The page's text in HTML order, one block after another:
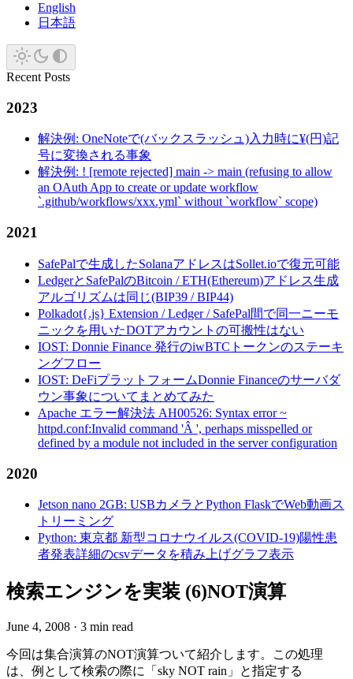
English
日本語
Recent Posts
2023
解決例: OneNoteで(バックスラッシュ)入力時に¥(円)記
号に変換される事象
解決例: ! [remote rejected] main -> main (refusing to allow
an OAuth App to create or update workflow
`.github/workflows/xxx.yml` without `workflow` scope)
2021
SafePalで生成したSolanaアドレスはSollet.ioで復元可能
LedgerとSafePalのBitcoin / ETH(Ethereum)アドレス生成
アルゴリズムは同じ(BIP39 / BIP44)
Polkadot{.js} Extension / Ledger / SafePal間で同一ニーモ
ニックを用いたDOTアカウントの可搬性はない
IOST: Donnie Finance 発行のiwBTCトークンのステーキ
ングフロー
IOST: DeFiプラットフォームDonnie Financeのサーバダ
ウン事象についてまとめてみた
Apache エラー解決法 AH00526: Syntax error ~
httpd.conf:Invalid command 'Â ', perhaps misspelled or
defined by a module not included in the server configuration
2020
Jetson nano 2GB: USBカメラとPython FlaskでWeb動画ス
トリーミング
Python: 東京都 新型コロナウイルス(COVID-19)陽性患
者発表詳細のcsvデータを積み上げグラフ表示
検索エンジンを実装 (6)NOT演算
June 4, 2008 · 3 min read
今回は集合演算のNOT演算ついて紹介します。この処理
は、例として検索の際に「sky NOT rain」と指定する